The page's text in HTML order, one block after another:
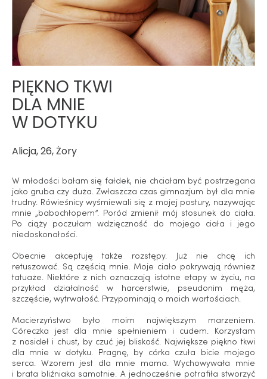
PIĘKNO TKWI
DLA MNIE
W DOTYKU
Alicja, 26, Żory
W młodości bałam się fałdek, nie chciałam być postrzegana
jako gruba czy duża. Zwłaszcza czas gimnazjum był dla mnie
trudny. Rówieśnicy wyśmiewali się z mojej postury, nazywając
mnie „babochłopem”. Poród zmienił mój stosunek do ciała.
Po ciąży poczułam wdzięczność do mojego ciała i jego
niedoskonałości.
Obecnie akceptuję także rozstępy. Już nie chcę ich
retuszować. Są częścią mnie. Moje ciało pokrywają również
tatuaże. Niektóre z nich oznaczają istotne etapy w życiu, na
przykład działalność w harcerstwie, pseudonim męża,
szczęście, wytrwałość. Przypominają o moich wartościach.
Macierzyństwo było moim największym marzeniem.
Córeczka jest dla mnie spełnieniem i cudem. Korzystam
z nosideł i chust, by czuć jej bliskość. Największe piękno tkwi
dla mnie w dotyku. Pragnę, by córka czuła bicie mojego
serca. Wzorem jest dla mnie mama. Wychowywała mnie
i brata bliźniaka samotnie. A jednocześnie potrafiła stworzyć